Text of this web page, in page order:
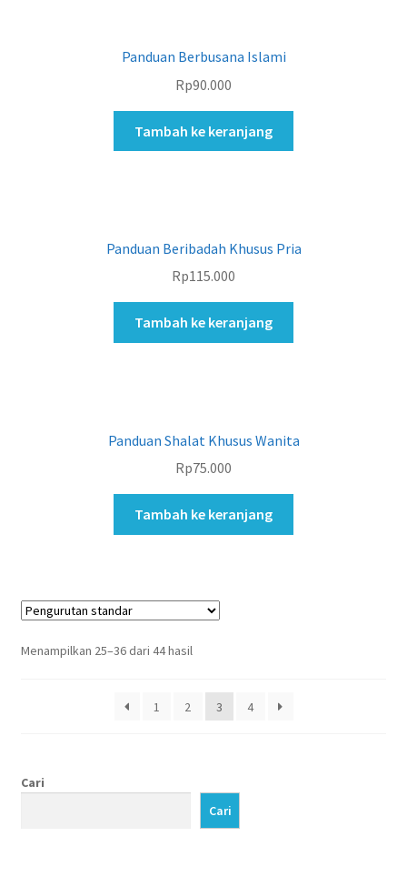
Panduan Berbusana Islami
Rp90.000
Tambah ke keranjang
Panduan Beribadah Khusus Pria
Rp115.000
Tambah ke keranjang
Panduan Shalat Khusus Wanita
Rp75.000
Tambah ke keranjang
Menampilkan 25–36 dari 44 hasil
1 2 3 4
Cari
Cari